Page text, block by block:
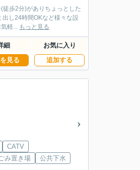
歩2分)がありちょっとした
し24時間OKなど様々な設
軽... もっと見る
細 お気に入り
見る 追加する
CATV
み置き場 公共下水